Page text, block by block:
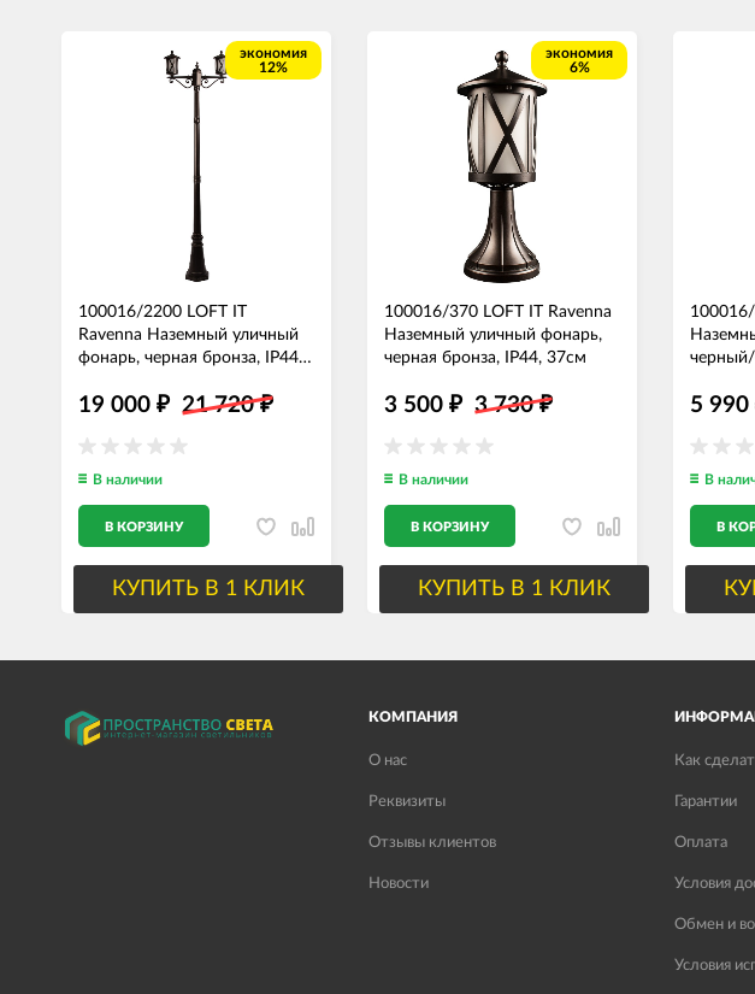
экономия
12%
100016/2200 LOFT IT
Ravenna Наземный уличный
фонарь, черная бронза, IP44,
19 000 ₽ 21 720₽
В наличии
В КОРЗИНУ
КУПИТЬ В 1 КЛИК
экономия
6%
100016/370 LOFT IT Ravenna
Наземный уличный фонарь,
черная бронза, IP44, 37см
3 500₽ 3 730₽
В наличии
В КОРЗИНУ
КУПИТЬ В 1 КЛИК
100016/
черный/
5 990
В
В
КОМПАНИЯ
О нас
Реквизиты
Отзывы клиентов
Новости
Как
Гарантии
Оплата
Условия
Обмен и
Условия